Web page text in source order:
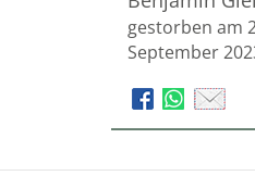
gestorben am
September